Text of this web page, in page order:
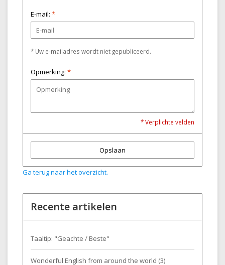
E-mail: *
* Uw e-mailadres wordt niet gepubliceerd.
Opmerking: *
* Verplichte velden
Opslaan
Ga terug naar het overzicht.
Recente artikelen
Taaltip: "Geachte / Beste"
Wonderful English from around the world (3)